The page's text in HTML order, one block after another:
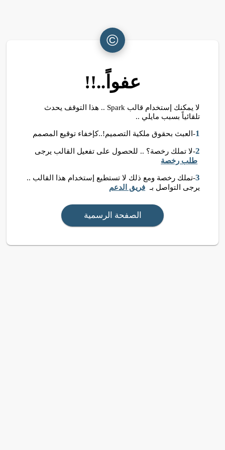
©
عفواً..!!
لا يمكنك إستخدام قالب Spark .. هذا التوقف يحدث
تلقائياً بسبب مايلي ..
1-العبث بحقوق ملكية التصميم!..كإخفاء توقيع المصمم
2-لا تملك رخصة؟ .. للحصول على تفعيل القالب يرجى
طلب رخصة
3-تملك رخصة ومع ذلك لا تستطيع إستخدام هذا القالب ..
يرجى التواصل بـ فريق الدعم
الصفحة الرسمية